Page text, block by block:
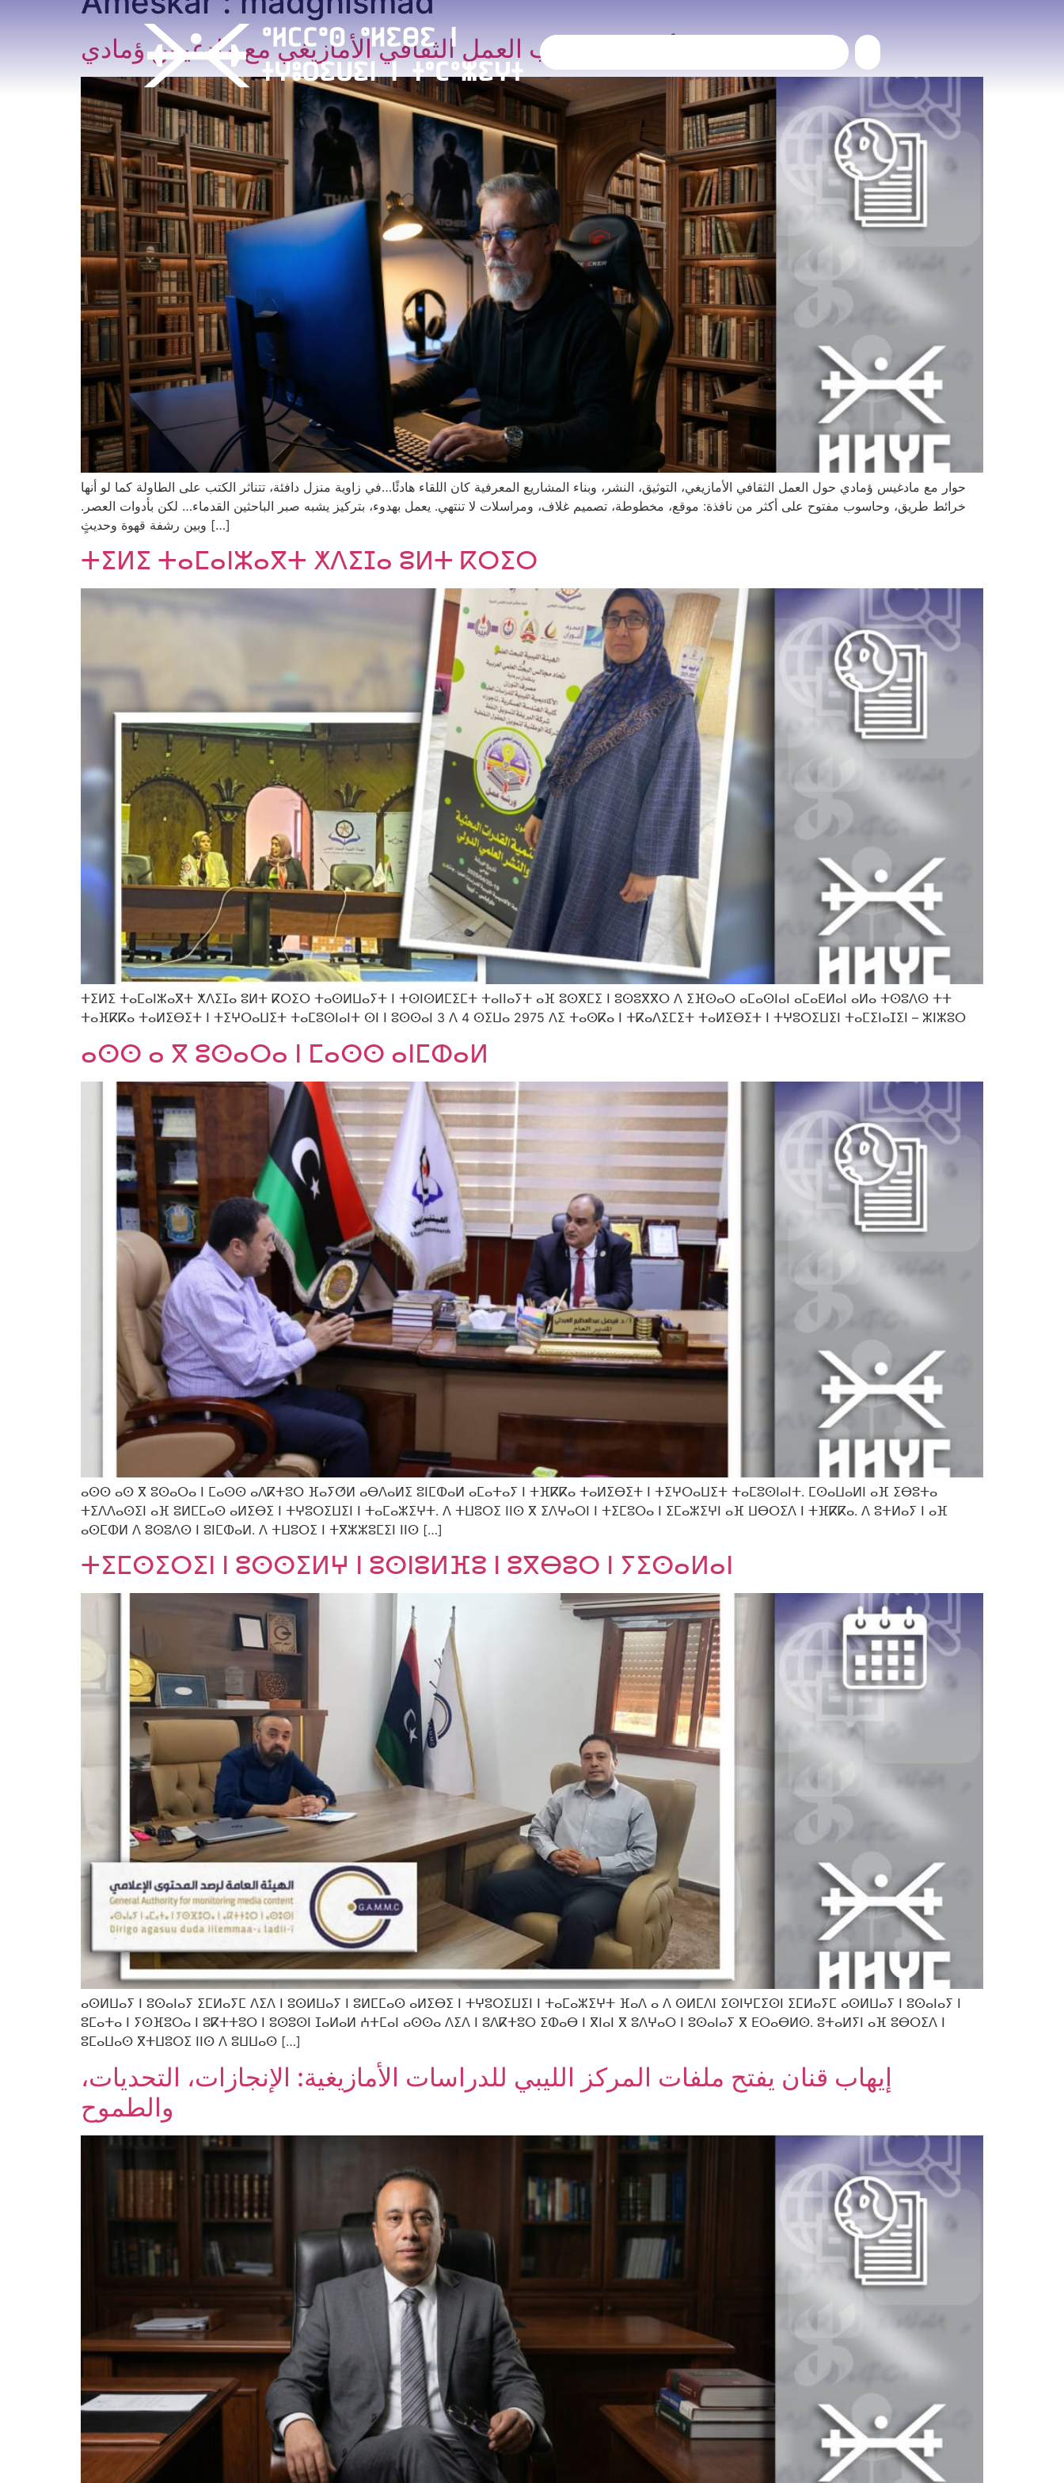
مشروع يتجاوز الأفراد: في قلب العمل الثقافي الأمازيغي مع مادغيس ؤمادي
حوار مع مادغيس ؤمادي حول العمل الثقافي الأمازيغي، التوثيق، النشر، وبناء المشاريع المعرفية كان اللقاء هادئًا…في زاوية منزل دافئة، تتناثر الكتب على الطاولة كما لو أنها
خرائط طريق، وحاسوب مفتوح على أكثر من نافذة: موقع، مخطوطة، تصميم غلاف، ومراسلات لا تنتهي. يعمل بهدوء، بتركيز يشبه صبر الباحثين القدماء… لكن بأدوات العصر.
وبين رشفة قهوة وحديثٍ […]
ⵜⵉⵍⵉ ⵜⴰⵎⴰⵏⵣⴰⴳⵜ ⵅⴷⵉⵊⴰ ⵓⵍⵜ ⴽⵔⵉⵔ
ⵜⵉⵍⵉ ⵜⴰⵎⴰⵏⵣⴰⴳⵜ ⵅⴷⵉⵊⴰ ⵓⵍⵜ ⴽⵔⵉⵔ ⵜⴰⵙⵍⵡⴰⵢⵜ ⵏ ⵜⵙⵏⵙⵍⵎⵉⵎⵜ ⵜⴰⵏⵏⴰⵢⵜ ⴰⴼ ⵓⵙⴳⵎⵉ ⵏ ⵓⵙⵓⴳⴳⵔ ⴷ ⵉⴼⵙⴰⵔ ⴰⵎⴰⵙⵏⴰⵏ ⴰⵎⴰⴹⵍⴰⵏ ⴰⵍⴰ ⵜⵙⵓⴷⵙ ⵜⵜ
ⵜⴰⴼⴽⴽⴰ ⵜⴰⵍⵉⴱⵉⵜ ⵏ ⵜⵉⵖⵔⴰⵡⵉⵜ ⵜⴰⵎⵓⵙⵏⴰⵏⵜ ⵙⵏ ⵏ ⵓⵙⵙⴰⵏ 3 ⴷ 4 ⵙⵉⵡⴰ 2975 ⴷⵉ ⵜⴰⵙⴽⴰ ⵏ ⵜⴽⴰⴷⵉⵎⵉⵜ ⵜⴰⵍⵉⴱⵉⵜ ⵏ ⵜⵖⵓⵔⵉⵡⵉⵏ ⵜⴰⵎⵉⵏⴰⵊⵉⵏ – ⵣⵏⵣⵓⵔ
ⴰⵙⵙ ⴰ ⴳ ⵓⵙⴰⵔⴰ ⵏ ⵎⴰⵙⵙ ⴰⵏⵎⵀⴰⵍ
ⴰⵙⵙ ⴰⵙ ⴳ ⵓⵙⴰⵔⴰ ⵏ ⵎⴰⵙⵙ ⴰⴷⴽⵜⵓⵔ ⴼⴰⵢⵚⵍ ⴰⴱⴷⴰⵍⵉ ⵓⵏⵎⵀⴰⵍ ⴰⵎⴰⵜⴰⵢ ⵏ ⵜⴼⴽⴽⴰ ⵜⴰⵍⵉⴱⵉⵜ ⵏ ⵜⵉⵖⵔⴰⵡⵉⵜ ⵜⴰⵎⵓⵙⵏⴰⵏⵜ. ⵎⵙⴰⵡⴰⵍⵏ ⴰⴼ ⵉⴱⵓⵜⴰ
ⵜⵉⴷⴷⴰⵙⵉⵏ ⴰⴼ ⵓⵍⵎⵎⴰⵙ ⴰⵍⵉⴱⵉ ⵏ ⵜⵖⵓⵔⵉⵡⵉⵏ ⵏ ⵜⴰⵎⴰⵣⵉⵖⵜ. ⴷ ⵜⵡⵓⵔⵉ ⵏⵏⵙ ⴳ ⵉⴷⵖⴰⵔⵏ ⵏ ⵜⵉⵎⵓⵔⴰ ⵏ ⵉⵎⴰⵣⵉⵖⵏ ⴰⴼ ⵡⴱⵔⵉⴷ ⵏ ⵜⴼⴽⴽⴰ. ⴷ ⵓⵜⵍⴰⵢ ⵏ ⴰⴼ
ⴰⵙⵎⵀⵍ ⴷ ⵓⵙⵓⴷⵙ ⵏ ⵓⵏⵎⵀⴰⵍ. ⴷ ⵜⵡⵓⵔⵉ ⵏ ⵜⴳⵣⵣⵓⵎⵉⵏ ⵏⵏⵙ […]
ⵜⵉⵎⵙⵉⵔⵉⵏ ⵏ ⵓⵙⵙⵉⵍⵖ ⵏ ⵓⵙⵏⵓⵍⴼⵓ ⵏ ⵓⴳⴱⵓⵔ ⵏ ⵢⵉⵙⴰⵍⴰⵏ
ⴰⵙⵍⵡⴰⵢ ⵏ ⵓⵙⴰⵏⴰⵢ ⵉⵎⵍⴰⵢⵎ ⴷⵉⴷ ⵏ ⵓⵙⵍⵡⴰⵢ ⵏ ⵓⵍⵎⵎⴰⵙ ⴰⵍⵉⴱⵉ ⵏ ⵜⵖⵓⵔⵉⵡⵉⵏ ⵏ ⵜⴰⵎⴰⵣⵉⵖⵜ ⴼⴰⴷ ⴰ ⴷ ⵙⵍⵎⴷⵏ ⵉⵙⵏⵖⵎⵉⵙⵏ ⵉⵎⵍⴰⵢⵎ ⴰⵙⵍⵡⴰⵢ ⵏ ⵓⵙⴰⵏⴰⵢ ⵏ
ⵓⵎⴰⵜⴰ ⵏ ⵢⵙⴼⵓⵔⴰ ⵏ ⵓⴽⵜⵜⵓⵔ ⵏ ⵓⵙⵓⵙⵏ ⵊⴰⵍⴰⵍ ⵄⵜⵎⴰⵏ ⴰⵙⵙⴰ ⴷⵉⴷ ⵏ ⵓⴷⴽⵜⵓⵔ ⵉⵀⴰⴱ ⵏ ⴳⵏⴰⵏ ⴳ ⵓⴷⵖⴰⵔ ⵏ ⵓⵙⴰⵏⴰⵢ ⴳ ⴹⵔⴰⴱⵍⵙ. ⵓⵜⴰⵍⵢⵏ ⴰⴼ ⵓⴱⵔⵉⴷ ⵏ
ⵓⵎⴰⵡⴰⵙ ⴳⵜⵡⵓⵔⵉ ⵏⵏⵙ ⴷ ⵓⵡⵡⴰⵙ […]
إيهاب قنان يفتح ملفات المركز الليبي للدراسات الأمازيغية: الإنجازات، التحديات،
والطموح